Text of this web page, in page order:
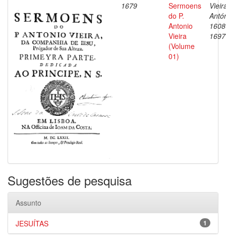
1679
Sermoens
do P.
Antonio
Vieira
(Volume
01)
1697
Sugestões de pesquisa
Assunto
1
JESUÍTAS